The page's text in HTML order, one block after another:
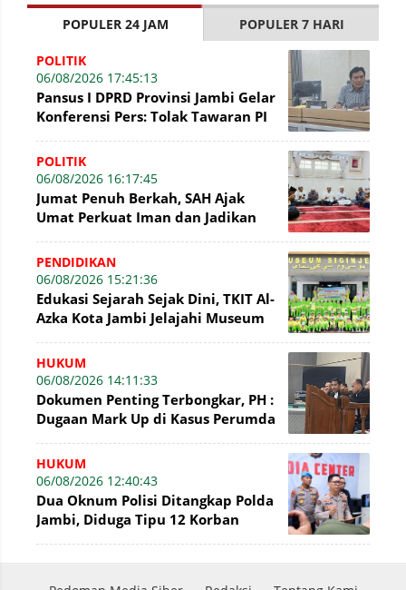
POPULER 24 JAM POPULER 7 HARI
POLITIK
06/08/2026 17:45:13
Pansus I DPRD Provinsi Jambi Gelar
Konferensi Pers: Tolak Tawaran PI
POLITIK
06/08/2026 16:17:45
Jumat Penuh Berkah, SAH Ajak
Umat Perkuat Iman dan Jadikan
Membangun Bangsa
PENDIDIKAN
06/08/2026 15:21:36
Edukasi Sejarah Sejak Dini, TKIT Al-
Azka Kota Jambi Jelajahi Museum
HUKUM
06/08/2026 14:11:33
Dokumen Penting Terbongkar, PH :
Dugaan Mark Up di Kasus Perumda
HUKUM
06/08/2026 12:40:43
Dua Oknum Polisi Ditangkap Polda
Jambi, Diduga Tipu 12 Korban